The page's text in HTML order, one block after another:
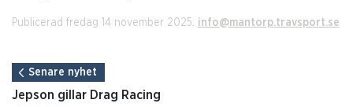
Publicerad fredag 14 november 2025. info@mantorp.travsport.se
Senare nyhet
Jepson gillar Drag Racing